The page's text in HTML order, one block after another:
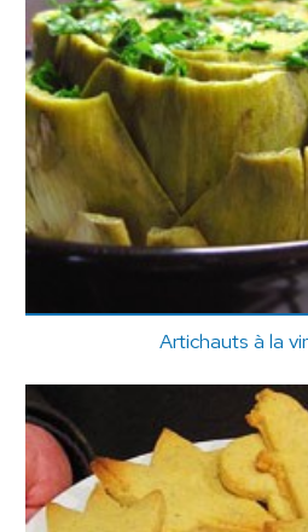
Artichauts à la